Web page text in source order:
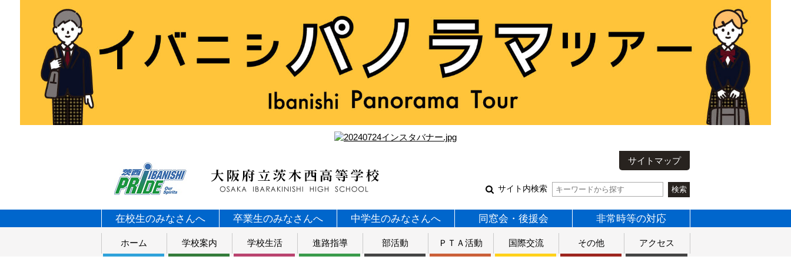
サイトマップ
サイト内検索
在校生のみなさんへ 卒業生のみなさんへ 中学生のみなさんへ 同窓会・後援会 非常時等の対応
ホーム 学校案内 学校生活 進路指導 部活動 ＰＴＡ活動 国際交流 その他 アクセス